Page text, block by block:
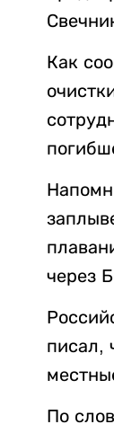
Как
через
писал,
По